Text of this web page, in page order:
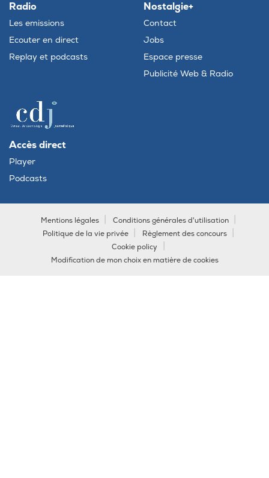
Radio
Les emissions
Ecouter en direct
Replay et podcasts
Nostalgie+
Contact
Jobs
Espace presse
Publicité Web & Radio
Accès direct
Player
Podcasts
Mentions légales
Conditions générales d'utilisation
Politique de la vie privée
Règlement des concours
Cookie policy
Modification de mon choix en matière de cookies